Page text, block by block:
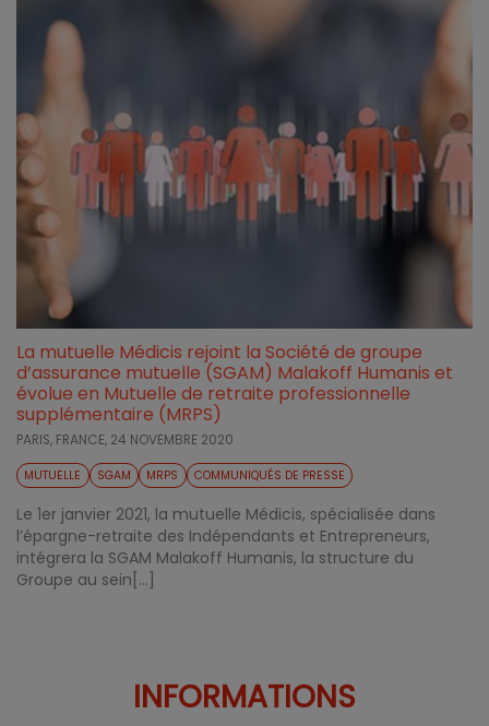
La mutuelle Médicis rejoint la Société de groupe
d’assurance mutuelle (SGAM) Malakoff Humanis et
évolue en Mutuelle de retraite professionnelle
supplémentaire (MRPS)
PARIS, FRANCE, 24 NOVEMBRE 2020
MUTUELLE SGAM MRPS COMMUNIQUÉS DE PRESSE
Le 1er janvier 2021, la mutuelle Médicis, spécialisée dans
l’épargne-retraite des Indépendants et Entrepreneurs,
intégrera la SGAM Malakoff Humanis, la structure du
Groupe au sein[...]
INFORMATIONS